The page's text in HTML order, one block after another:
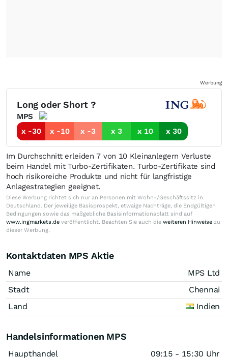
Werbung
Long oder Short ?
MPS
x -30
x -10 x -3 x 3 x 10 x 30
Im Durchschnitt erleiden 7 von 10 Kleinanlegern Verluste
beim Handel mit Turbo-Zertifikaten. Turbo-Zertifikate sind
hoch risikoreiche Produkte und nicht für langfristige
Anlagestrategien geeignet.
Diese Werbung richtet sich nur an Personen mit Wohn-/Geschäftssitz in
Deutschland. Der jeweilige Basisprospekt, etwaige Nachträge, die Endgültigen
Bedingungen sowie das maßgebliche Basisinformationsblatt sind auf
www.ingmarkets.de veröffentlicht. Beachten Sie auch die weiteren Hinweise zu
dieser Werbung.
Kontaktdaten MPS Aktie
Name
MPS Ltd
Stadt
Chennai
Land
Indien
Handelsinformationen MPS
Haupthandel 09:15 - 15:30 Uhr